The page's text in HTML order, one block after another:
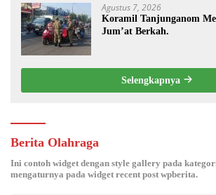
Agustus 7, 2026
Koramil Tanjunganom
Jum’at Berkah.
Selengkapnya
Berita Olahraga
Ini contoh widget dengan style gallery pada
mengaturnya pada widget recent post wpberita.